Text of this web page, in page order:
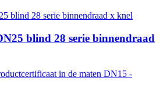
blind 28 serie binnendraad
in de maten DN15 -